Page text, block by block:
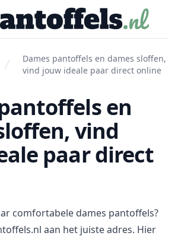
Dames pantoffels en dames sloffen,
vind jouw ideale paar direct online
en
vind
paar direct
comfortabele dames pantoffels?
aan het juiste adres. Hier